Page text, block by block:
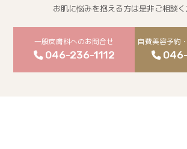
お肌に悩みを抱える方は是非ご相談く
一般皮膚科へのお問合せ
046-236-1112
自費美容予約